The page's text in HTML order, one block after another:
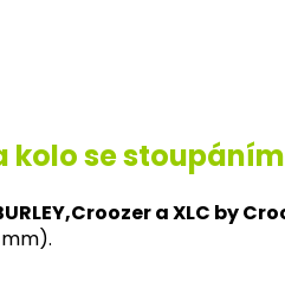
se
a XLC by